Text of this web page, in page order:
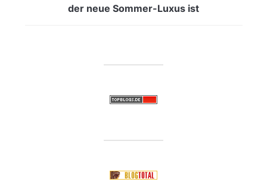
der neue Sommer-Luxus ist